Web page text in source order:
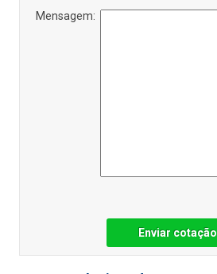
Mensagem:
Enviar cotação